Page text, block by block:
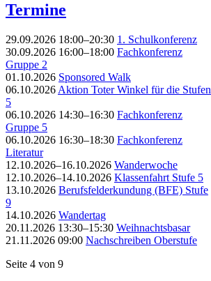
Termine
29.09.2026 18:00–20:30 1. Schulkonferenz
30.09.2026 16:00–18:00 Fachkonferenz
Gruppe 2
01.10.2026 Sponsored Walk
06.10.2026 Aktion Toter Winkel für die Stufen
5
06.10.2026 14:30–16:30 Fachkonferenz
Gruppe 5
06.10.2026 16:30–18:30 Fachkonferenz
Literatur
12.10.2026–16.10.2026 Wanderwoche
12.10.2026–14.10.2026 Klassenfahrt Stufe 5
13.10.2026 Berufsfelderkundung (BFE) Stufe
9
14.10.2026 Wandertag
20.11.2026 13:30–15:30 Weihnachtsbasar
21.11.2026 09:00 Nachschreiben Oberstufe
Seite 4 von 9